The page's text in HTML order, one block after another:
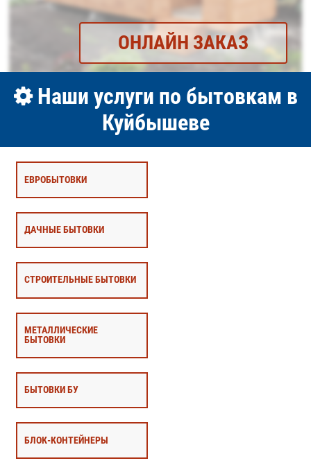
ОНЛАЙН ЗАКАЗ
Наши услуги по бытовкам в
Куйбышеве
ЕВРОБЫТОВКИ
ДАЧНЫЕ БЫТОВКИ
СТРОИТЕЛЬНЫЕ БЫТОВКИ
МЕТАЛЛИЧЕСКИЕ
БЫТОВКИ
БЫТОВКИ БУ
БЛОК-КОНТЕЙНЕРЫ